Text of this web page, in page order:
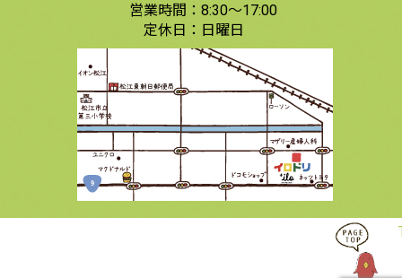
営業時間： 8:30〜17:00
定休日： 日曜日